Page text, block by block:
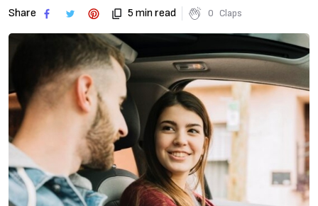
Share 5 min read 0 Claps